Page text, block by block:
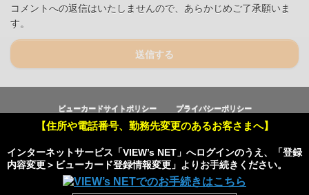
【住所や電話番号、勤務先変更のあるお客さまへ】
インターネットサービス「VIEW’s NET」へログインのうえ、「登録
内容変更＞ビューカード登録情報変更」よりお手続きください。
コメントへの返信はいたしませんので、あらかじめご了承願いま
す。
送信する
ビューカードサイトポリシー プライバシーポリシー
Powered by